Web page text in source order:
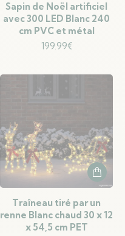
Sapin de Noël artificiel
avec 300 LED Blanc 240
cm PVC et métal
199.99€
Traîneau tiré par un
renne Blanc chaud 30 x 12
x 54,5 cm PET